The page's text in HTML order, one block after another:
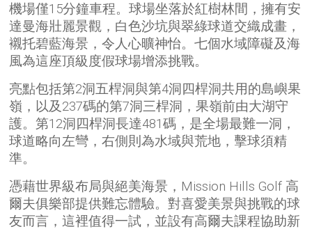
機場僅15分鐘車程。球場坐落於紅樹林間，擁有安
達曼海壯麗景觀，白色沙坑與翠綠球道交織成畫，
襯托碧藍海景，令人心曠神怡。七個水域障礙及海
風為這座頂級度假球場增添挑戰。
亮點包括第2洞五桿洞與第4洞四桿洞共用的島嶼果
嶺，以及237碼的第7洞三桿洞，果嶺前由大湖守
護。第12洞四桿洞長達481碼，是全場最難一洞，
球道略向左彎，右側則為水域與荒地，擊球須精
準。
憑藉世界級布局與絕美海景，Mission Hills Golf 高
爾夫俱樂部提供難忘體驗。對喜愛美景與挑戰的球
友而言，這裡值得一試，並設有高爾夫課程協助新